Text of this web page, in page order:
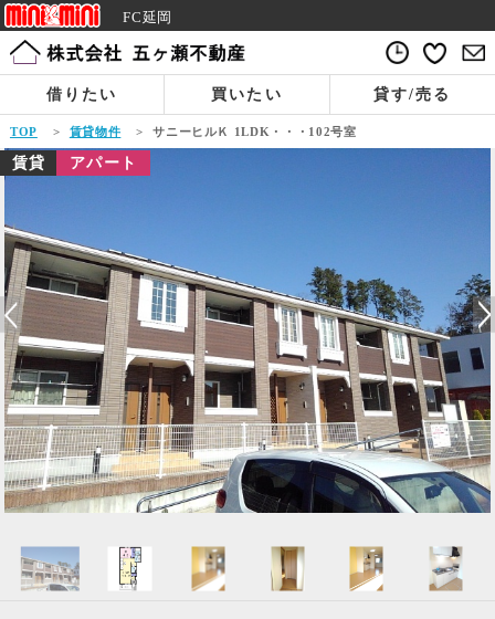
FC延岡
借りたい 買いたい 貸す/売る
TOP > 賃貸物件 > サニーヒルＫ 1LDK・・・102号室
賃貸 アパート